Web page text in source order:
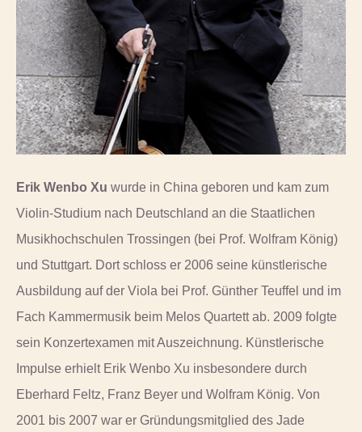
Erik Wenbo Xu wurde in China geboren und kam zum
Violin-Studium nach Deutschland an die Staatlichen
Musikhochschulen Trossingen (bei Prof. Wolfram König)
und Stuttgart. Dort schloss er 2006 seine künstlerische
Ausbildung auf der Viola bei Prof. Günther Teuffel und im
Fach Kammermusik beim Melos Quartett ab. 2009 folgte
sein Konzertexamen mit Auszeichnung. Künstlerische
Impulse erhielt Erik Wenbo Xu insbesondere durch
Eberhard Feltz, Franz Beyer und Wolfram König. Von
2001 bis 2007 war er Gründungsmitglied des Jade